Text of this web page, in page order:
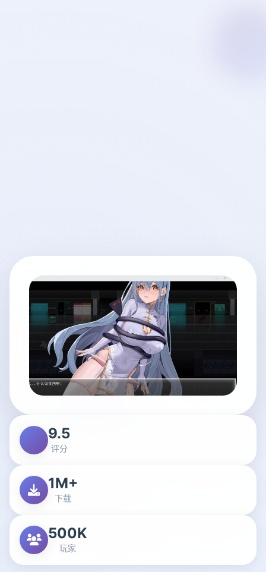
9.5
评分
1M+
下载
500K
玩家